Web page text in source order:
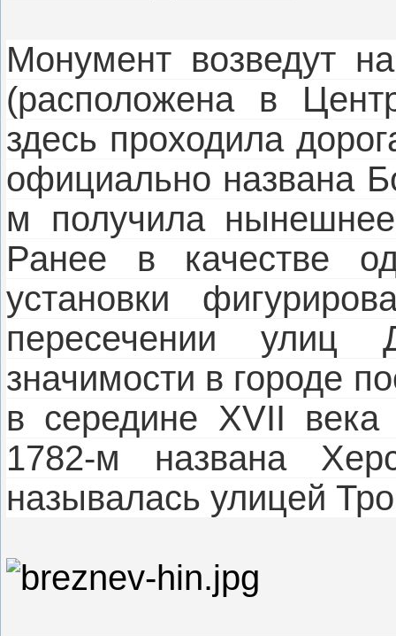
Монумент возведут
(расположена в
здесь проходила
официально названа
м получила
Ранее в качестве
установки
пересечении улиц
значимости в городе
в середине XVII
1782-м названа
называлась улицей